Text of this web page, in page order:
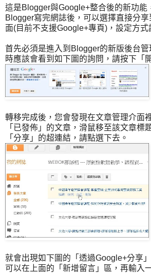
這是Blogger與Google+整合後的新功能
Blogger寫完網誌後，可以選擇直接分
面(目前不支援Google+專頁)，設定方式
首先必須是進入到Blogger的新版後台管
時應該會看到如下圖的詢問，請按下「
轉移完成後，您會發現在文章管理介面
「已發佈」的文章，滑鼠移至該文章標
「分享」的超連結，請點選下去。
就會出現如下圖的「透過Google+分享
可以在上面的「新增留言」區，再輸入